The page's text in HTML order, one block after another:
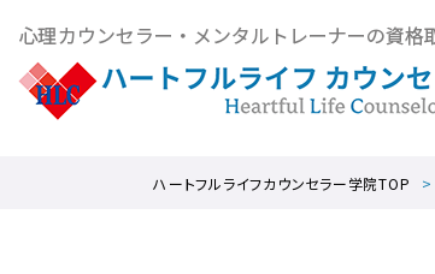
ハートフルライフカウンセラー学院TOP